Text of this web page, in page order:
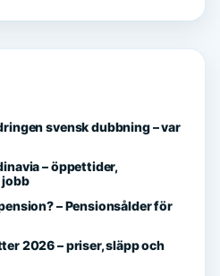
svensk dubbning – var
– öppettider,
jobb
– Pensionsålder för
2026 – priser, släpp och